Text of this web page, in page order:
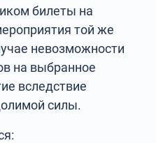
билеты на
той же
невозможности
на выбранное
вследствие
силы.